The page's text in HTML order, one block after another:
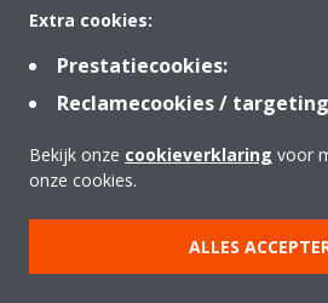
Contact
Tools
Copyright ©
Juridische kennisgeving
Extra cookies:
Prestatiecookies:
Reclamecookies /
Bekijk onze cookieverklaring voor
onze cookies.
ALLES